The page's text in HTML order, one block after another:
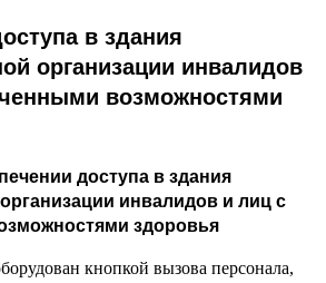
в здания
организации инвалидов
возможностями
доступа в здания
инвалидов и лиц с
здоровья
кнопкой вызова персонала,